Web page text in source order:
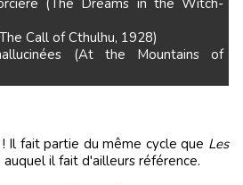
(The Dreams in the Witch-
Call of Cthulhu, 1928)
(At the Mountains of
! Il fait partie du même cycle que Les
auquel il fait d'ailleurs référence.